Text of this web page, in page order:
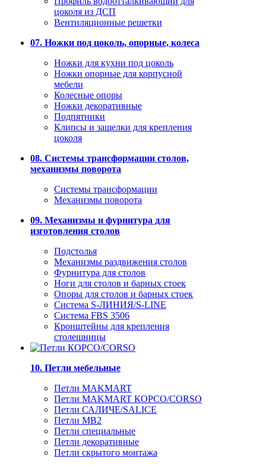
цоколя из ДСП
Вентиляционные решетки
07. Ножки под цоколь, опорные, колеса
Ножки для кухни под цоколь
Ножки опорные для корпусной
мебели
Колесные опоры
Ножки декоративные
Подпятники
Клипсы и защелки для крепления
цоколя
08. Системы трансформации столов,
механизмы поворота
Системы трансформации
Механизмы поворота
09. Механизмы и фурнитура для
изготовления столов
Подстолья
Механизмы раздвижения столов
Фурнитура для столов
Ноги для столов и барных стоек
Опоры для столов и барных стоек
Система S-ЛИНИЯ/S-LINE
Система FBS 3506
Кронштейны для крепления
столешницы
10. Петли мебельные
Петли MAKMART
Петли MAKMART КОРСО/CORSO
Петли САЛИЧЕ/SALICE
Петли MB2
Петли специальные
Петли декоративные
Петли скрытого монтажа